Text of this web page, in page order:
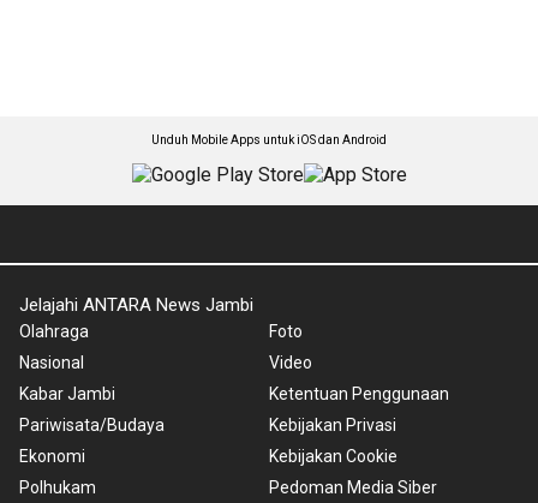
Unduh Mobile Apps untuk iOS dan Android
Jelajahi ANTARA News Jambi
Olahraga
Nasional
Kabar Jambi
Pariwisata/Budaya
Ekonomi
Polhukam
Foto
Video
Ketentuan Penggunaan
Kebijakan Privasi
Kebijakan Cookie
Pedoman Media Siber